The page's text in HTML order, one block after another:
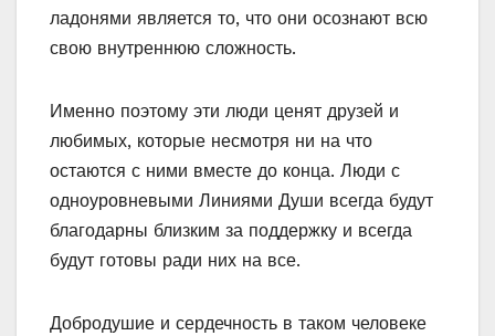
ладонями является то, что они осознают всю
свою внутреннюю сложность.
Именно поэтому эти люди ценят друзей и
любимых, которые несмотря ни на что
остаются с ними вместе до конца. Люди с
одноуровневыми Линиями Души всегда будут
благодарны близким за поддержку и всегда
будут готовы ради них на все.
Добродушие и сердечность в таком человеке